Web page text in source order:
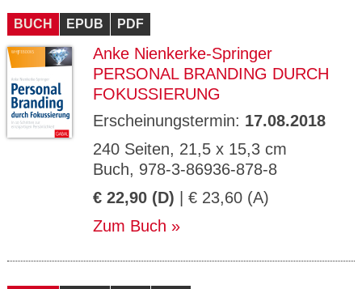
BUCH EPUB PDF
Anke Nienkerke-Springer
PERSONAL BRANDING DURCH
FOKUSSIERUNG
Erscheinungstermin: 17.08.2018
240 Seiten, 21,5 x 15,3 cm
Buch, 978-3-86936-878-8
€ 22,90 (D) | € 23,60 (A)
Zum Buch